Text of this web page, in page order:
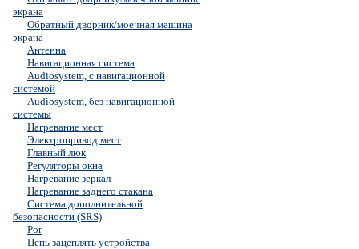
экрана
Обратный дворник/моечная машина
экрана
Антенна
Навигационная система
Audiosystem, с навигационной
системой
Audiosystem, без навигационной
системы
Нагревание мест
Электропривод мест
Главный люк
Регуляторы окна
Нагревание зеркал
Нагревание заднего стакана
Система дополнительной
безопасности (SRS)
Рог
Цепь зацеплять устройства